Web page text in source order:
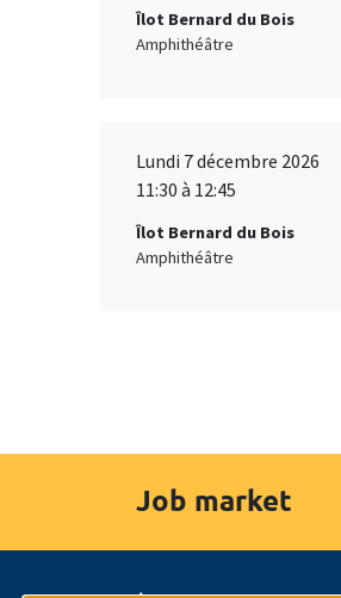
Îlot Bernard du Bois
Amphithéâtre
Lundi 7 décembre 2026
11:30 à 12:45
Îlot Bernard du Bois
Amphithéâtre
Job market